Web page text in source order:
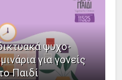
ψυχο-
για γονείς
Παιδί